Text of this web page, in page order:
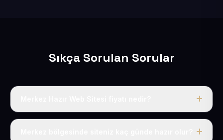
Sıkça Sorulan Sorular
Tek fiyat uygulanır: yıllık 50 USD + KDV. Bu bedele alan